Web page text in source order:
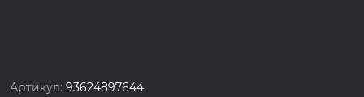
Артикул:93624897644